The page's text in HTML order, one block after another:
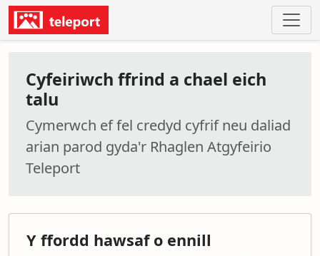
Cyfeiriwch ffrind a chael eich
talu
Cymerwch ef fel credyd cyfrif neu daliad
arian parod gyda'r Rhaglen Atgyfeirio
Teleport
Y ffordd hawsaf o ennill